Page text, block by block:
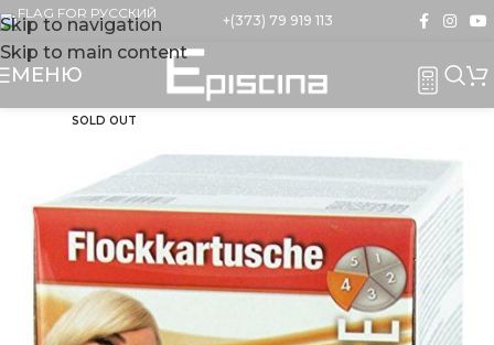
Skip to navigation
Skip to main content
+(373) 79 919 113
МЕНЮ
SOLD OUT